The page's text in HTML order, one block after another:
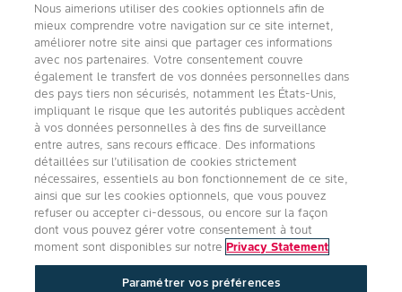
Suivez nous
Accessibilité
Conditions d’utilisation de Bayer
Énoncé sur la confidentialité
Politique Qualité, Santé, Sécurité
Nous aimerions utiliser des cookies optionnels afin de
mieux comprendre votre navigation sur ce site internet,
améliorer notre site ainsi que partager ces informations
avec nos partenaires. Votre consentement couvre
également le transfert de vos données personnelles dans
des pays tiers non sécurisés, notamment les États-Unis,
impliquant le risque que les autorités publiques accèdent
à vos données personnelles à des fins de surveillance
entre autres, sans recours efficace. Des informations
détaillées sur l’utilisation de cookies strictement
nécessaires, essentiels au bon fonctionnement de ce site,
ainsi que sur les cookies optionnels, que vous pouvez
refuser ou accepter ci-dessous, ou encore sur la façon
dont vous pouvez gérer votre consentement à tout
moment sont disponibles sur notrePrivacy Statement
Paramétrer vos préférences